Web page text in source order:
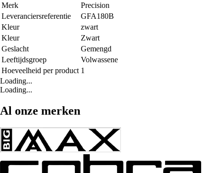
Merk
Precision
Leveranciersreferentie
GFA180B
Kleur
zwart
Kleur
Zwart
Geslacht
Gemengd
Leeftijdsgroep
Volwassene
Hoeveelheid per product 1
Loading...
Loading...
Al onze merken